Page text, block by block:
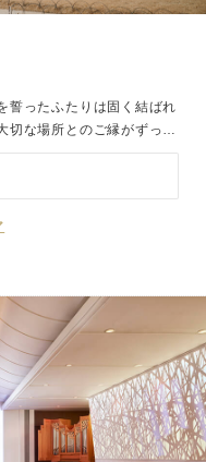
誓ったふたりは固く結ばれ
な場所とのご縁がずっと
。岡山を代表する「特別名
伝統文化をご提案いたし
前式及び挙式前の園内ロケ
たします。